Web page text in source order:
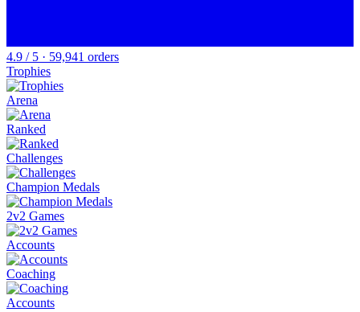
4.9 / 5 · 59,941 orders
Trophies
Arena
Ranked
Challenges
Champion Medals
2v2 Games
Accounts
Coaching
Accounts